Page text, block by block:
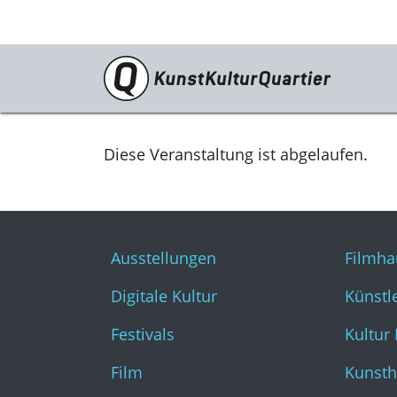
Programm
Ausstellungen
Film
Literatur & Diskurs
Musik
Diese Veranstaltung ist abgelaufen.
Ausstellungen
Digitale Kultur
Festivals
Film
Kultur